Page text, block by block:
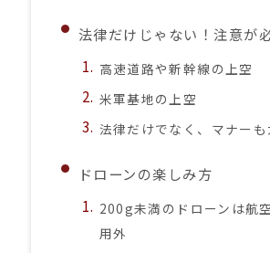
法律だけじゃない！注意が
高速道路や新幹線の上空
米軍基地の上空
法律だけでなく、マナーも
ドローンの楽しみ方
200g未満のドローンは航
用外